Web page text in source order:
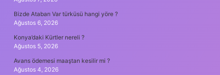
Bizde Atabarı Var türküsü hangi yöre ?
Ağustos 6, 2026
Konya’daki Kürtler nereli ?
Ağustos 5, 2026
Avans ödemesi maaştan kesilir mi ?
Ağustos 4, 2026